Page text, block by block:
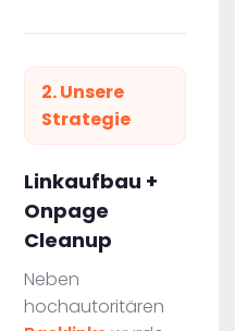
2. Unsere
Strategie
Linkaufbau +
Onpage
Cleanup
Neben
hochautoritären